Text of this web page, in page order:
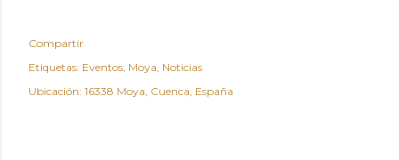
Compartir
Etiquetas: Eventos Moya Noticias
Ubicación: 16338 Moya, Cuenca, España